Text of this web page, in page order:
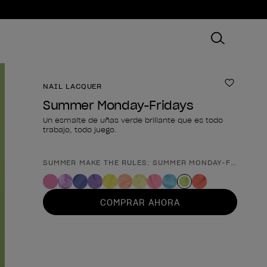
NAIL LACQUER Añadir
Summer Monday-Fridays
Un esmalte de uñas verde brillante que es todo
trabajo, todo juego.
Forma del producto
SUMMER MAKE THE RULES: SUMMER MONDAY-FRIDAYS
COMPRAR AHORA